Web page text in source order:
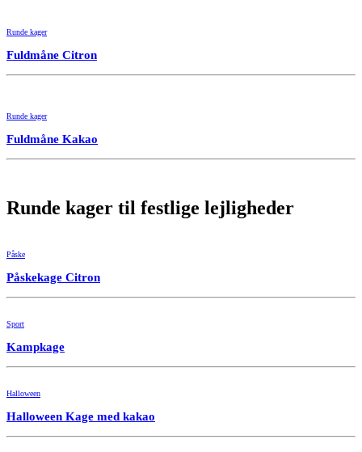
Runde kager
Fuldmåne Citron
Runde kager
Fuldmåne Kakao
Runde kager til festlige lejligheder
Påske
Påskekage Citron
Sport
Kampkage
Halloween
Halloween Kage med kakao